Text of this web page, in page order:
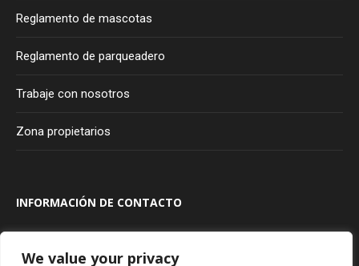
We value your privacy
Reglamento de mascotas
Reglamento de parqueadero
Trabaje con nosotros
Zona propietarios
INFORMACIÓN DE CONTACTO
Transversal 100A #80A - 20